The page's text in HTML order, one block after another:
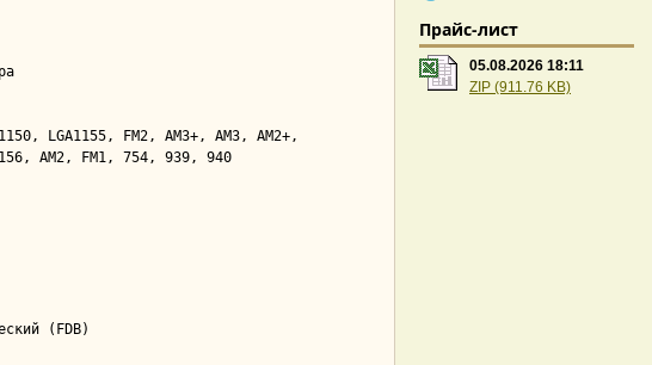
Прайс-лист
05.08.2026 18:11
ZIP (911.76 KB)